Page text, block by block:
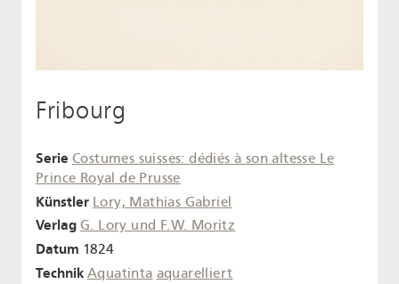
Fribourg
Serie Costumes suisses: dédiés à son altesse Le
Prince Royal de Prusse
Künstler Lory, Mathias Gabriel
Verlag G. Lory und F.W. Moritz
Datum 1824
Technik Aquatinta aquarelliert